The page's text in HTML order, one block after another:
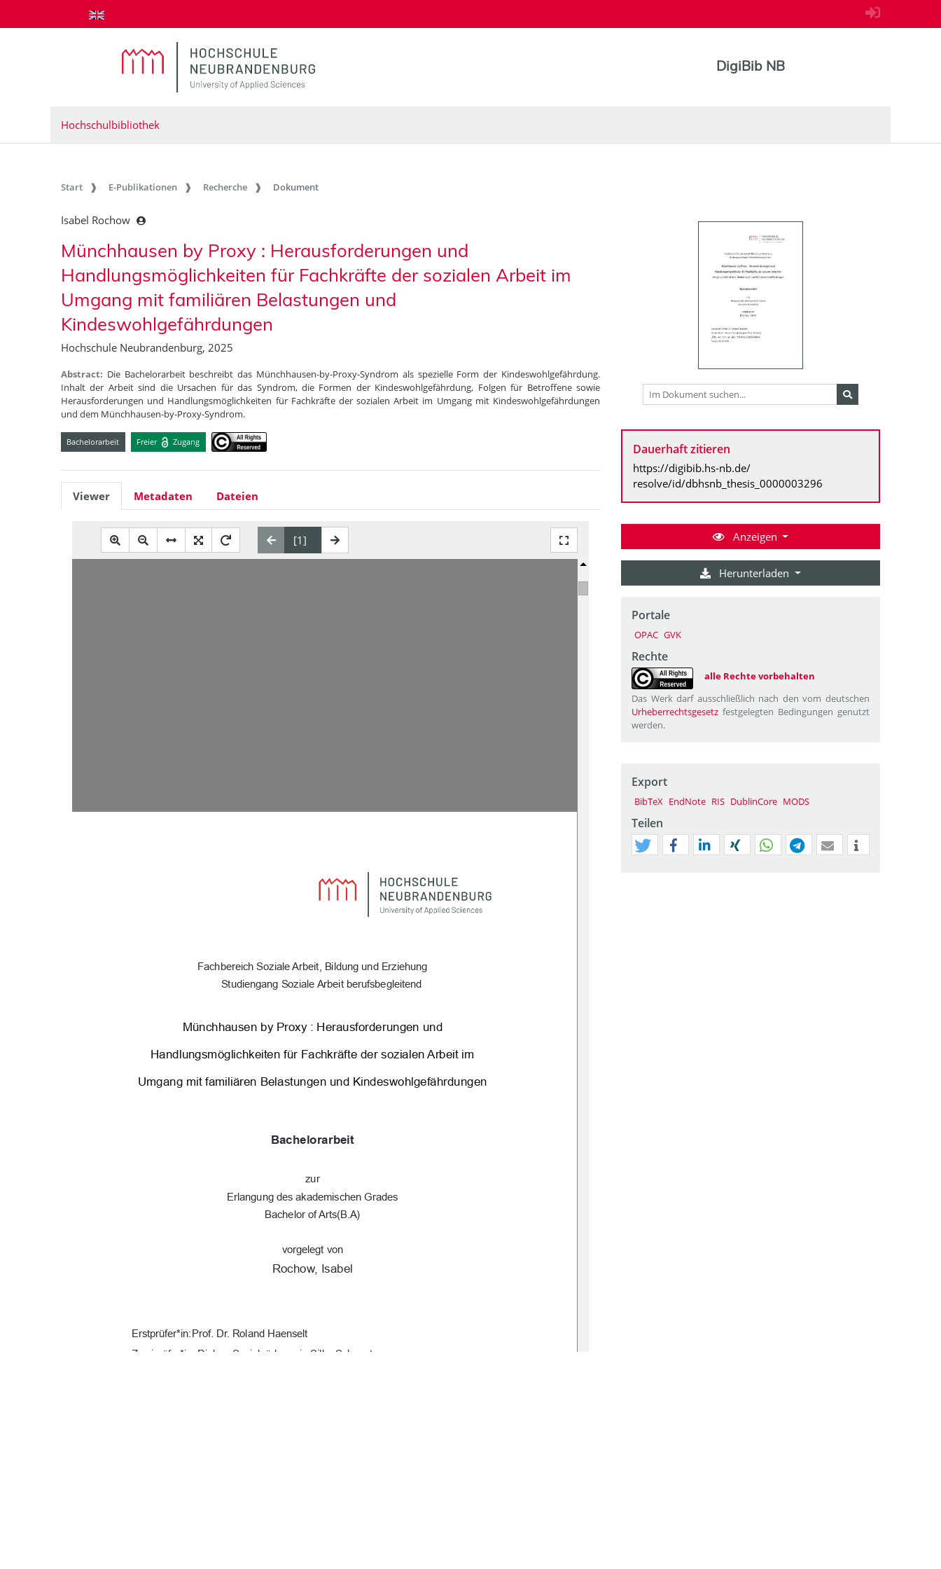
zum Inhalt springen
DigiBib NB
Hochschulbibliothek
Start E-Publikationen Recherche Dokument
Isabel Rochow
Münchhausen by Proxy : Herausforderungen und
Handlungsmöglichkeiten für Fachkräfte der sozialen Arbeit im
Umgang mit familiären Belastungen und
Kindeswohlgefährdungen
Hochschule Neubrandenburg, 2025
Abstract: Die Bachelorarbeit beschreibt das Münchhausen-by-Proxy-Syndrom als spezielle Form der Kindeswohlgefährdung.
Inhalt der Arbeit sind die Ursachen für das Syndrom, die Formen der Kindeswohlgefährdung, Folgen für Betroffene sowie
Herausforderungen und Handlungsmöglichkeiten für Fachkräfte der sozialen Arbeit im Umgang mit Kindeswohlgefährdungen
und dem Münchhausen-by-Proxy-Syndrom.
Bachelorarbeit Freier Zugang
Viewer Metadaten Dateien
Fachbereich Soziale Arbeit, Bildung und Erziehung
Studiengang Soziale Arbeit berufsbegleitend
Münchhausen by Proxy : Herausforderungen und
Handlungsmöglichkeiten für Fachkräfte der sozialen Arbeit im
Umgang mit familiären Belastungen und Kindeswohlgefährdungen
Bachelorarbeit
zur
Erlangung des akademischen Grades
Bachelor of Arts(B.A)
vorgelegt von
Rochow, Isabel
Erstprüfer*in: Prof. Dr. Roland Haenselt
Zweiprüfer*in: Diplom Sozialpädagogin Silke Schwartz
Dauerhaft zitieren
https://digibib.hs-nb.de/
resolve/id/dbhsnb_thesis_0000003296
Anzeigen
Herunterladen
Portale
OPAC GVK
Rechte
alle Rechte vorbehalten
Das Werk darf ausschließlich nach den vom deutschen
Urheberrechtsgesetz festgelegten Bedingungen genutzt
werden.
Export
BibTeX EndNote RIS DublinCore MODS
Teilen